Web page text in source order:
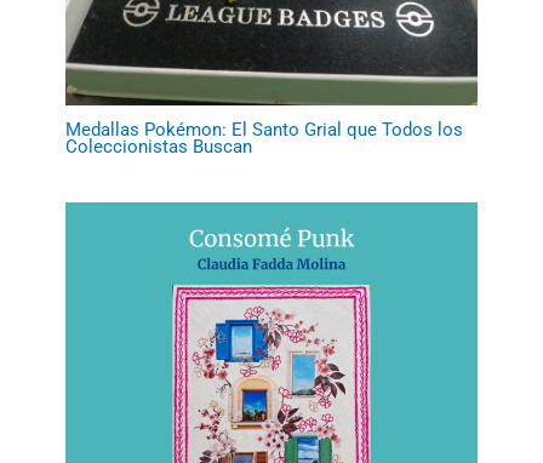
Medallas Pokémon: El Santo Grial que Todos los
Coleccionistas Buscan